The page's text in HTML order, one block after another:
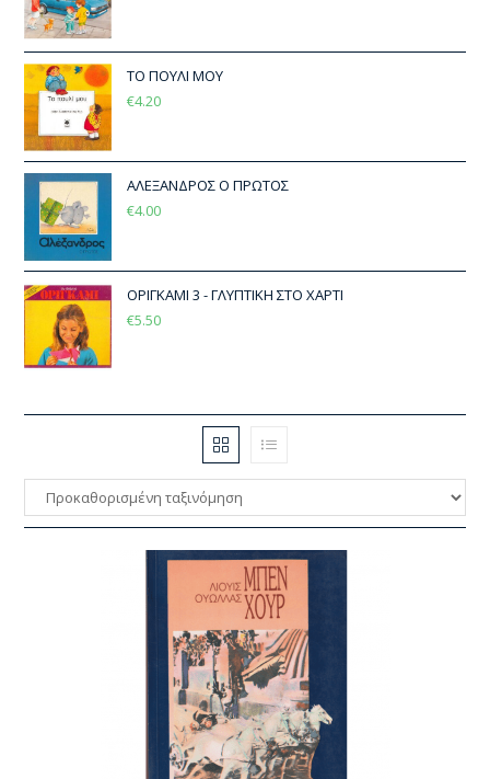
ΤΟ ΠΟΥΛΙ ΜΟΥ
€4.20
ΑΛΕΞΑΝΔΡΟΣ Ο ΠΡΩΤΟΣ
€4.00
ΟΡΙΓΚΑΜΙ 3 - ΓΛΥΠΤΙΚΗ ΣΤΟ ΧΑΡΤΙ
€5.50